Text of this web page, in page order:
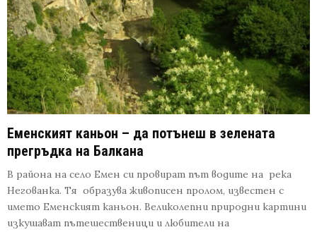
Еменският каньон – да потънеш в зелената
прегръдка на Балкана
В района на село Емен си провират път водите на река
Негованка. Тя образува живописен пролом, известен с
името Еменският каньон. Великолепни природни картини
изкушават пътешественици и любители на